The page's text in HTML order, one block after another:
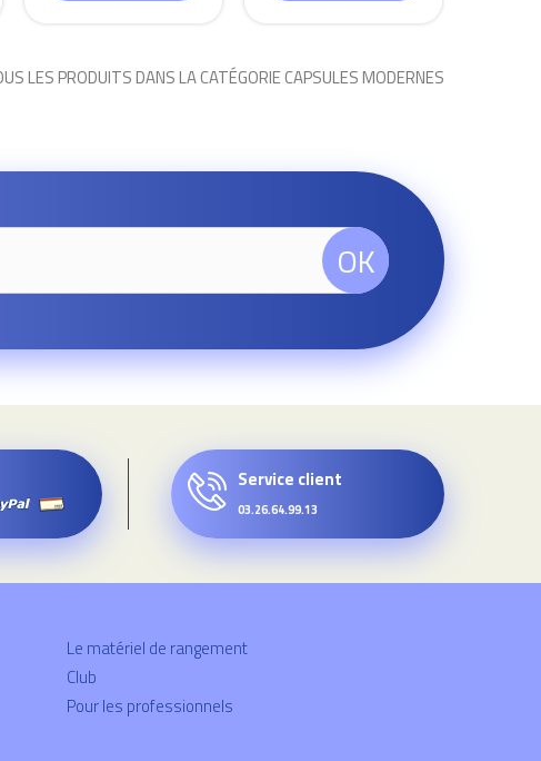
LES PRODUITS DANS LA CATÉGORIE CAPSULES MODERNES
OK
Service client
03.26.64.99.13
Le matériel de rangement
Club
Pour les professionnels